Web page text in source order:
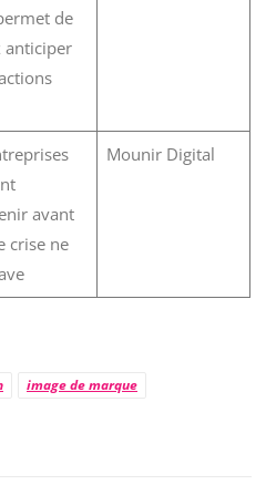
de
anticiper
avant
crise ne
Mounir Digital
image de marque